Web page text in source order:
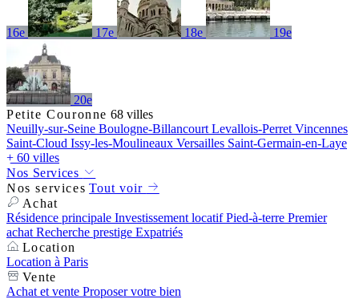
16e 17e 18e 19e
20e
Petite Couronne 68 villes
Neuilly-sur-Seine Boulogne-Billancourt Levallois-Perret Vincennes
Saint-Cloud Issy-les-Moulineaux Versailles Saint-Germain-en-Laye
+ 60 villes
Nos Services
Nos services Tout voir
Achat
Résidence principale Investissement locatifPied-à-terre Premier
achat Recherche prestige Expatriés
Location
Location à Paris
Vente
Achat et vente Proposer votre bien